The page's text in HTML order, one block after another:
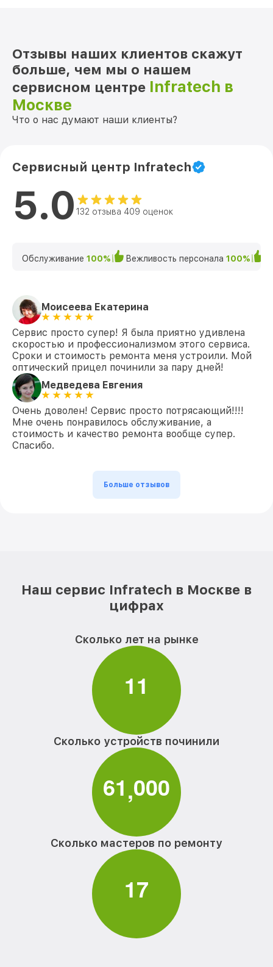
Отзывы наших клиентов скажут
больше, чем мы о нашем
сервисном центре Infratech в
Москве
Что о нас думают наши клиенты?
Сервисный центр Infratech
5.0 132 отзыва 409 оценок
Обслуживание 100% Вежливость персонала 100%
Моисеева Екатерина
Сервис просто супер! Я была приятно удивлена
скоростью и профессионализмом этого сервиса.
Сроки и стоимость ремонта меня устроили. Мой
оптический прицел починили за пару дней!
Медведева Евгения
Очень доволен! Сервис просто потрясающий!!!!
Мне очень понравилось обслуживание, а
стоимость и качество ремонта вообще супер.
Спасибо.
Больше отзывов
Наш сервис Infratech в Москве в
цифрах
Сколько лет на рынке
11
Сколько устройств починили
61,000
Сколько мастеров по ремонту
17